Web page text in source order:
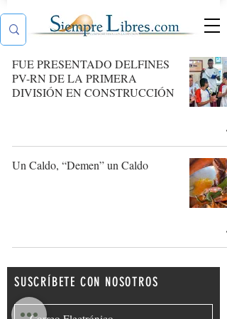
FUE PRESENTADO DELFINES
PV-RN DE LA PRIMERA
DIVISIÓN EN CONSTRUCCIÓN
Un Caldo, “Demen” un Caldo
SUSCRÍBETE CON NOSOTROS